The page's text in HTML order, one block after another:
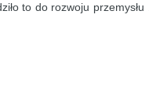
to do rozwoju przemysłu